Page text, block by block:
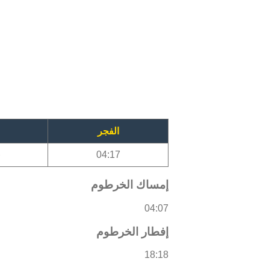
الفجر
04:17
إمساك الخرطوم
04:07
إفطار الخرطوم
18:18